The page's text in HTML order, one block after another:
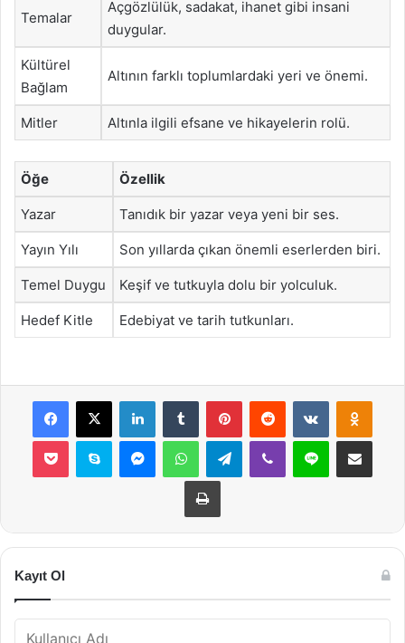
Temalar
Açgözlülük, sadakat, ihanet gibi insani
duygular.
Kültürel
Bağlam
Altının farklı toplumlardaki yeri ve önemi.
Mitler Altınla ilgili efsane ve hikayelerin rolü.
Öğe Özellik
Yazar Tanıdık bir yazar veya yeni bir ses.
Yayın Yılı Son yıllarda çıkan önemli eserlerden biri.
Temel Duygu Keşif ve tutkuyla dolu bir yolculuk.
Hedef Kitle Edebiyat ve tarih tutkunları.
Facebook
X LinkedInTumblr PinterestReddit VKontakte
Pocket Skype MessengerWhatsAppTelegramViber Line E-Posta ile
Yazdır
Kayıt Ol